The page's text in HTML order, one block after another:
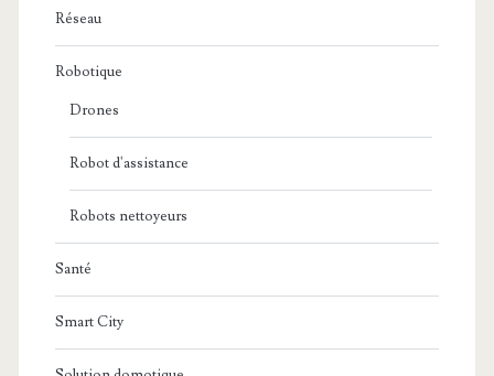
Réseau
Robotique
Drones
Robot d'assistance
Robots nettoyeurs
Santé
Smart City